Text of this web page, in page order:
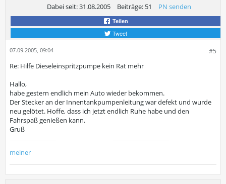
Dabei seit:31.08.2005 Beiträge: 51 PN senden
Teilen
Tweet
#5
07.09.2005, 09:04
Re: Hilfe Dieseleinspritzpumpe kein Rat mehr
Hallo,
habe gestern endlich mein Auto wieder bekommen.
Der Stecker an der Innentankpumpenleitung war defekt und wurde
neu gelötet. Hoffe, dass ich jetzt endlich Ruhe habe und den
Fahrspaß genießen kann.
Gruß
meiner